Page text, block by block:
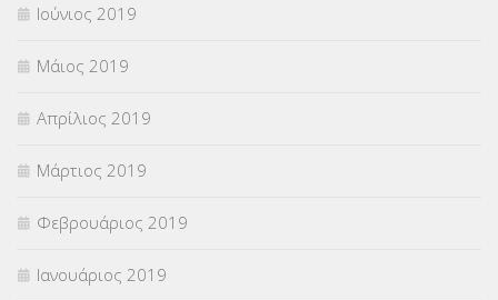
Ιούνιος 2019
Μάιος 2019
Απρίλιος 2019
Μάρτιος 2019
Φεβρουάριος 2019
Ιανουάριος 2019